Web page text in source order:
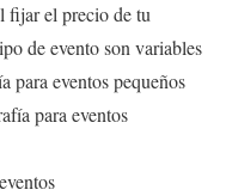
fijar el precio de tu
de evento son variables
para eventos pequeños
para eventos